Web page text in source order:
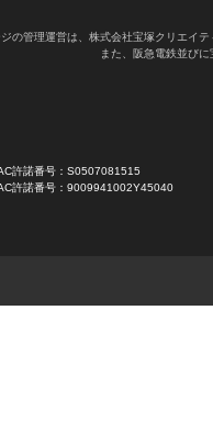
の管理運営は、株式会社宝塚クリエイ
また、阪急電鉄並び
許諾番号：S0507081515
許諾番号：9009941002Y45040